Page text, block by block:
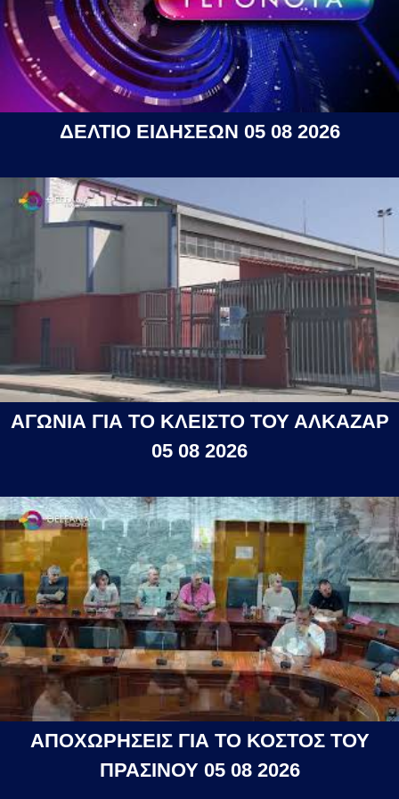
ΔΕΛΤΙΟ ΕΙΔΗΣΕΩΝ 05 08 2026
ΑΓΩΝΙΑ ΓΙΑ ΤΟ ΚΛΕΙΣΤΟ ΤΟΥ ΑΛΚΑΖΑΡ
05 08 2026
ΑΠΟΧΩΡΗΣΕΙΣ ΓΙΑ ΤΟ ΚΟΣΤΟΣ ΤΟΥ
ΠΡΑΣΙΝΟΥ 05 08 2026